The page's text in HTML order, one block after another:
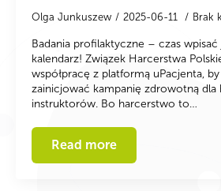
Olga Junkuszew 2025-06-11 Brak
Badania profilaktyczne – czas
kalendarz! Związek Harcerstwa
współpracę z platformą uPacjenta,
zainicjować kampanię zdrowotną dla
instruktorów. Bo harcerstwo to…
Read more